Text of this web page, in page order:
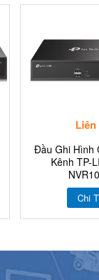
Liên
Đầu Ghi Hình
Kênh TP-
Chi